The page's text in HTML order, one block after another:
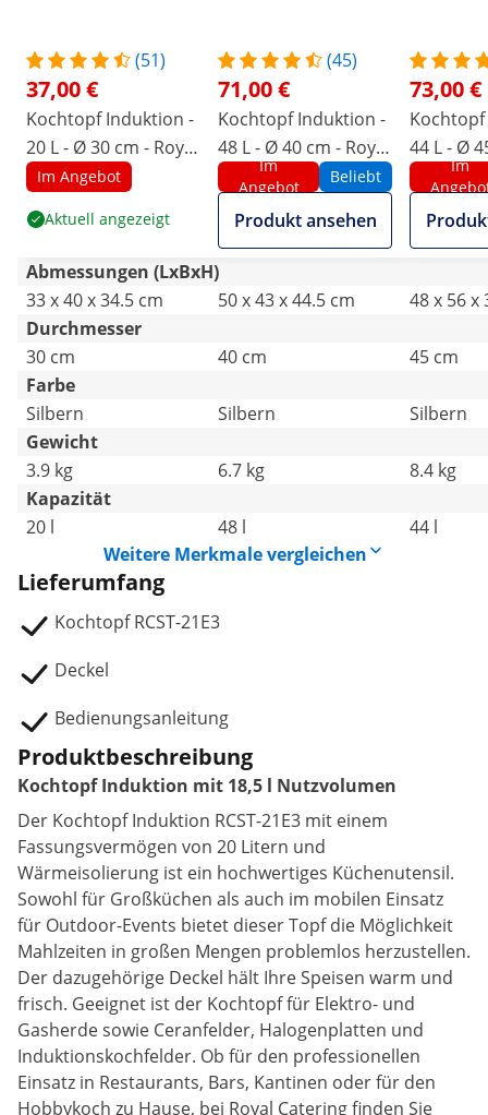
(51)
37,00 €
Kochtopf Induktion -
20 L - Ø 30 cm - Royal
Catering
Im Angebot
Aktuell angezeigt
(45)
71,00 €
Kochtopf Induktion -
48 L - Ø 40 cm - Royal
Catering
Im
Angebot
Beliebt
Produkt ansehen
73,00 €
44 L - Ø
Catering
Im
Abmessungen (LxBxH)
33 x 40 x 34.5 cm
50 x 43 x 44.5 cm
48 x 56 x
Durchmesser
30 cm
40 cm
45 cm
Farbe
Silbern
Silbern
Silbern
Gewicht
3.9 kg
6.7 kg
8.4 kg
Kapazität
20 l
48 l
44 l
Weitere Merkmale vergleichen
Lieferumfang
Kochtopf RCST-21E3
Deckel
Bedienungsanleitung
Produktbeschreibung
Kochtopf Induktion mit 18,5 l Nutzvolumen
Der Kochtopf Induktion RCST-21E3 mit einem
Fassungsvermögen von 20 Litern und
Wärmeisolierung ist ein hochwertiges Küchenutensil.
Sowohl für Großküchen als auch im mobilen Einsatz
für Outdoor-Events bietet dieser Topf die Möglichkeit
Mahlzeiten in großen Mengen problemlos herzustellen.
Der dazugehörige Deckel hält Ihre Speisen warm und
frisch. Geeignet ist der Kochtopf für Elektro- und
Gasherde sowie Ceranfelder, Halogenplatten und
Induktionskochfelder. Ob für den professionellen
Einsatz in Restaurants, Bars, Kantinen oder für den
Hobbykoch zu Hause, bei Royal Catering finden Sie